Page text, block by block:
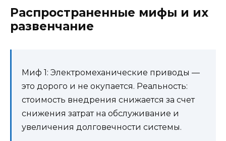
Распространенные мифы и их
развенчание
Миф 1: Электромеханические приводы —
это дорого и не окупается. Реальность:
стоимость внедрения снижается за счет
снижения затрат на обслуживание и
увеличения долговечности системы.